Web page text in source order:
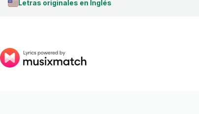
Letras originales en Inglés